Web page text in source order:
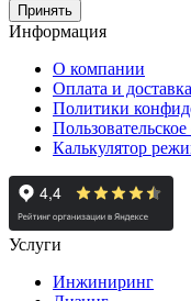
Принять
Информация
О компании
Оплата и доставка
Политики
Калькулятор
Услуги
Инжиниринг